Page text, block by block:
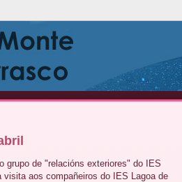
grupo de "relacións exteriores" do IES
visita aos compañeiros do IES Lagoa de